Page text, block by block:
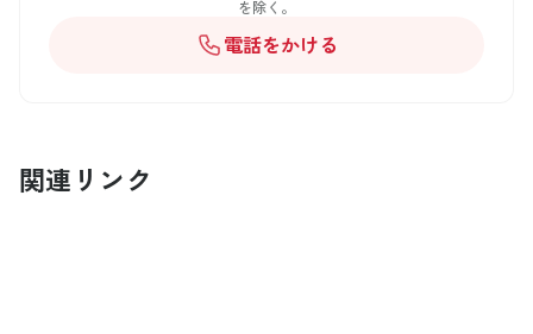
を除く。
電話をかける
関連リンク